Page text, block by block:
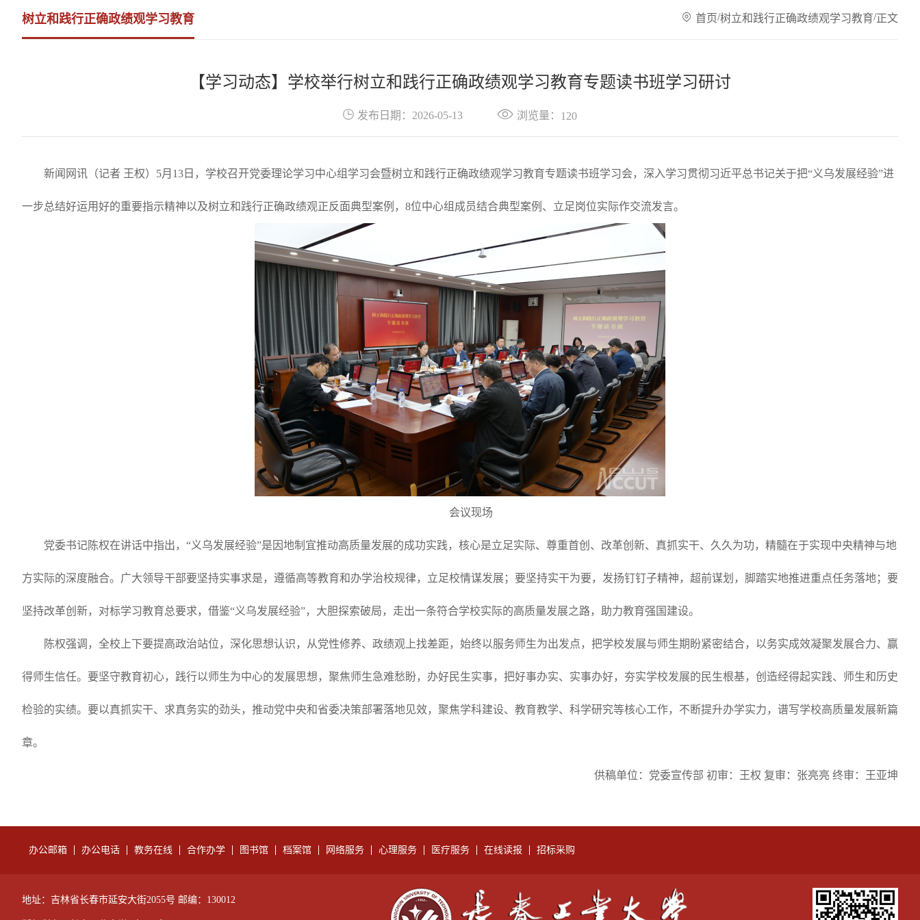
树立和践行正确政绩观学习教育 首页/树立和践行正确政绩观学习教育/正文
【学习动态】学校举行树立和践行正确政绩观学习教育专题读书班学习研讨
发布日期：2026-05-13 浏览量： 120
新闻网讯（记者 王权） 5月13日，学校召开党委理论学习中心组学习会暨树立和践行正确政绩观学习教育专题读书班学习会，深入学习贯彻习近平总书记关于把“义乌发展经验”进
一步总结好运用好的重要指示精神以及树立和践行正确政绩观正反面典型案例，8位中心组成员结合典型案例、立足岗位实际作交流发言。
会议现场
党委书记陈权在讲话中指出，“义乌发展经验”是因地制宜推动高质量发展的成功实践，核心是立足实际、尊重首创、改革创新、真抓实干、久久为功，精髓在于实现中央精神与地
方实际的深度融合。广大领导干部要坚持实事求是，遵循高等教育和办学治校规律，立足校情谋发展；要坚持实干为要，发扬钉钉子精神，超前谋划，脚踏实地推进重点任务落地；要
坚持改革创新，对标学习教育总要求，借鉴“义乌发展经验”，大胆探索破局，走出一条符合学校实际的高质量发展之路，助力教育强国建设。
陈权强调，全校上下要提高政治站位，深化思想认识，从党性修养、政绩观上找差距，始终以服务师生为出发点，把学校发展与师生期盼紧密结合，以务实成效凝聚发展合力、赢
得师生信任。要坚守教育初心，践行以师生为中心的发展思想，聚焦师生急难愁盼，办好民生实事，把好事办实、实事办好，夯实学校发展的民生根基，创造经得起实践、师生和历史
检验的实绩。要以真抓实干、求真务实的劲头，推动党中央和省委决策部署落地见效，聚焦学科建设、教育教学、科学研究等核心工作，不断提升办学实力，谱写学校高质量发展新篇
章。
供稿单位：党委宣传部 初审：王权 复审：张亮亮 终审：王亚坤
办公邮箱 办公电话 教务在线 合作办学 图书馆 档案馆 网络服务 心理服务 医疗服务 在线读报 招标采购
地址：吉林省长春市延安大街2055号 邮编：130012